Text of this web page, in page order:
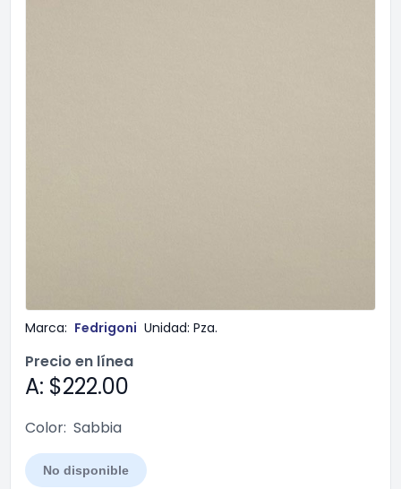
Marca: Fedrigoni Unidad: Pza.
Precio en línea
A: $222.00
Color: Sabbia
No disponible